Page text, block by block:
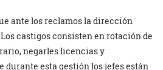
ante los reclamos la dirección
Los castigos consisten en rotación de
negarles licencias y
durante esta gestión los jefes están